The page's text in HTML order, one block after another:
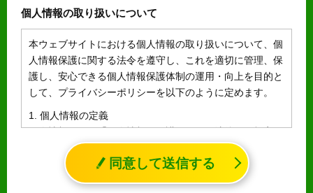
個人情報の取り扱いについて
本ウェブサイトにおける個人情報の取り扱いについて、個
人情報保護に関する法令を遵守し、これを適切に管理、保
護し、安心できる個人情報保護体制の運用・向上を目的と
して、プライバシーポリシーを以下のように定めます。
1. 個人情報の定義
個人情報とは、「個人情報の保護に関する法律」に規定さ
れる生存する個人に関する情報であって、氏名、生年月日
その他の記述等により特定の個人を識別することができる
情報（個人識別情報）を指します。
同意して送信する